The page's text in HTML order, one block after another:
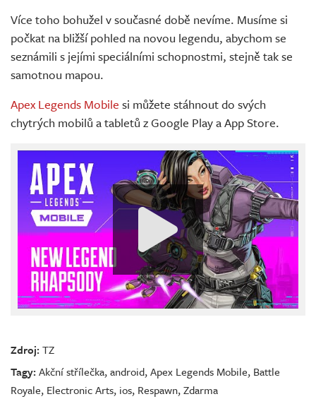
Více toho bohužel v současné době nevíme. Musíme si
počkat na bližší pohled na novou legendu, abychom se
seznámili s jejími speciálními schopnostmi, stejně tak se
samotnou mapou.
Apex Legends Mobile si můžete stáhnout do svých
chytrých mobilů a tabletů z Google Play a App Store.
Zdroj:TZ
Tagy:Akční střílečka,android,Apex Legends Mobile, Battle
Royale, Electronic Arts, ios, Respawn,Zdarma